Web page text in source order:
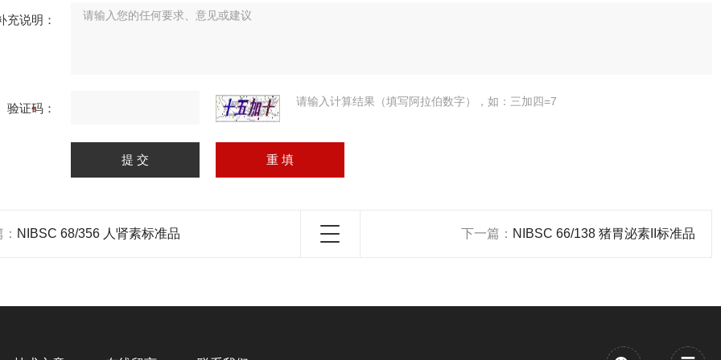
充说明：
验证码： 请输入计算结果（填写阿拉伯数字），如：三加四=7
NIBSC 68/356 人肾素标准品 下一篇： NIBSC 66/138 猪胃泌素II标准品